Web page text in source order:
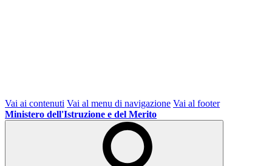
Vai ai contenuti Vai al menu di navigazione Vai al footer
Ministero dell'Istruzione e del Merito